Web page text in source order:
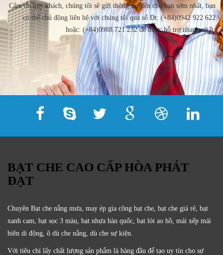
Cảm ơn quý khách, chúng tôi sẽ gửi thông tin đến cho bạn sớm nhất, bạn
có thể chủ động liên hệ với chúng tôi qua số Đt: (+84)0942 922 622
hoặc: (+84)0988.721.232 để được hỗ trợ nhanh nhất.
BẠT CHE CAO CẤP HÒA PHÁT
ĐẠT
Chuyên Bạt che nắng mưa, may ép gia công bạt che, bạt che giá rẻ, bạt
xanh cam, bạt sọc 3 màu, bạt nhựa hàn quốc, bạt lót ao hồ, mái xếp mái
hiên di động, ô dù che nắng, dù che sự kiện.
Với tiêu chí lấy chất lượng sản phẩm là hàng đầu để tạo uy tín cho sự